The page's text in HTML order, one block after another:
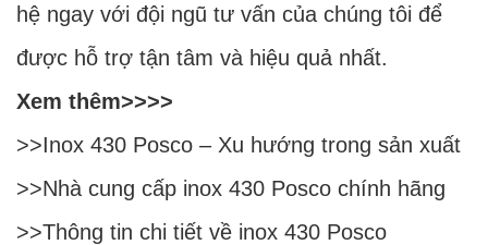
hệ ngay với đội ngũ tư vấn của chúng tôi để
được hỗ trợ tận tâm và hiệu quả nhất.
Xem thêm>>>>
>>Inox 430 Posco – Xu hướng trong sản xuất
>>Nhà cung cấp inox 430 Posco chính hãng
>>Thông tin chi tiết về inox 430 Posco